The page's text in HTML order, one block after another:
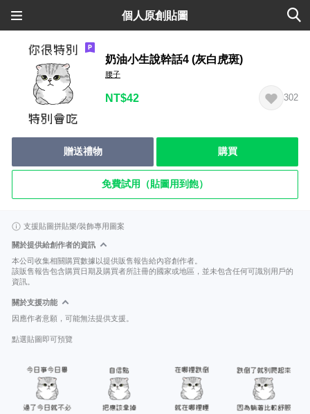
個人原創貼圖
奶油小生說幹話4 (灰白虎斑)
腰子
NT$42 302
贈送禮物 購買
免費試用（貼圖用到飽）
支援貼圖拼貼樂/裝飾專用圖案
關於提供給創作者的資訊
本公司收集相關購買數據以提供販售報告給內容創作者。
該販售報告包含購買日期及購買者所註冊的國家或地區，並未包含任何可識別用戶的
資訊。
關於支援功能
因應作者意願，可能無法提供支援。
點選貼圖即可預覽